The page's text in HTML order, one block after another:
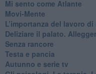
​Mi sento come Atlante
​Movi-Mente
​L’importanza del lavoro di
​Deliziare il palato.
​Senza rancore
​Testa e pancia
​Autunno e serie tv